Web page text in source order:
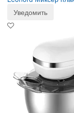
Уведомить